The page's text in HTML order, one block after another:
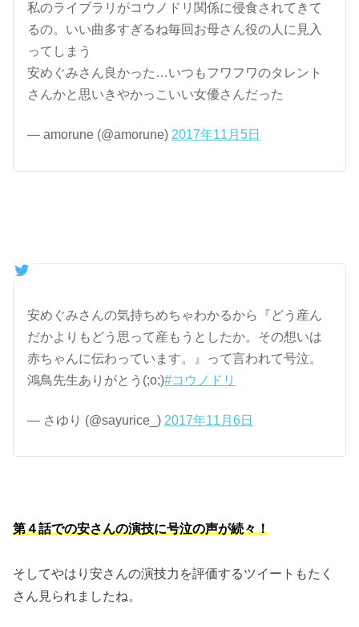
私のライブラリがコウノドリ関係に侵食されてきて
るの。いい曲多すぎるね毎回お母さん役の人に見入
ってしまう
安めぐみさん良かった…いつもフワフワのタレント
さんかと思いきやかっこいい女優さんだった
— amorune (@amorune) 2017年11月5日
安めぐみさんの気持ちめちゃわかるから『どう産ん
だかよりもどう思って産もうとしたか。その想いは
赤ちゃんに伝わっています。』って言われて号泣。
鴻鳥先生ありがとう(;o;)#コウノドリ
— さゆり (@sayurice_) 2017年11月6日
第４話での安さんの演技に号泣の声が続々！
そしてやはり安さんの演技力を評価するツイートもたく
さん見られましたね。